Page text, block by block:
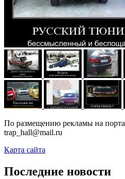
По размещению рекламы на
trap_hall@mail.ru
Карта сайта
Последние новости